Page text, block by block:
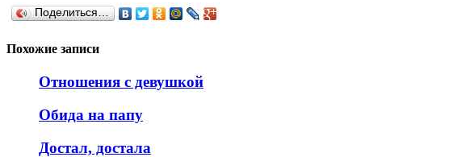
Поделиться…
Похожие записи
Отношения с девушкой
Обида на папу
Достал, достала